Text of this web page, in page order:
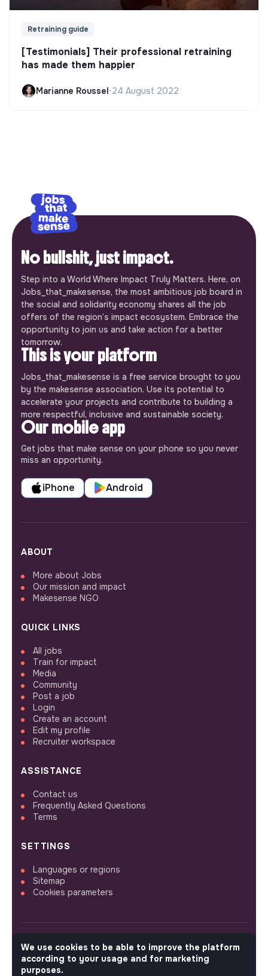
Retraining guide
[Testimonials] Their professional retraining
has made them happier
Marianne Roussel•24 August 2022
No bullshit, just impact.
Step into a World Where Impact Truly Matters. Here, on
Jobs_that_makesense, the most ambitious job board in
the social and solidarity economy shares all the job
offers of the region’s impact ecosystem. Embrace the
opportunity to join us and take action for a better
tomorrow.
This is your platform
Jobs_that_makesense is a free service brought to you
by the makesense association. Use its potential to
accelerate your projects and contribute to building a
more respectful, inclusive and sustainable society.
Our mobile app
Get jobs that make sense on your phone so you never
miss an opportunity.
iPhone Android
ABOUT
More about Jobs
Our mission and impact
Makesense NGO
QUICK LINKS
All jobs
Train for impact
Media
Community
Post a job
Login
Create an account
Edit my profile
Recruiter workspace
ASSISTANCE
Contact us
Frequently Asked Questions
Terms
SETTINGS
Languages or regions
Sitemap
Cookies parameters
FOLLOW US
We use cookies to be able to improve the platform
according to your usage and for marketing
purposes.